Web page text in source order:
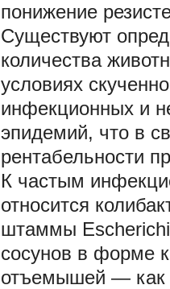
понижение
Существуют
количества
условиях
инфекционных и
эпидемий, что в
рентабельности
К частым
относится
штаммы
сосунов в форме
отъемышей — как